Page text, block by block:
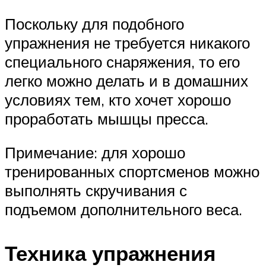
Поскольку для подобного
упражнения не требуется никакого
специального снаряжения, то его
легко можно делать и в домашних
условиях тем, кто хочет хорошо
проработать мышцы пресса.
Примечание: для хорошо
тренированных спортсменов можно
выполнять скручивания с
подъемом дополнительного веса.
Техника упражнения